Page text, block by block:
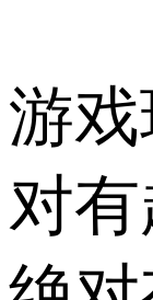
游
对